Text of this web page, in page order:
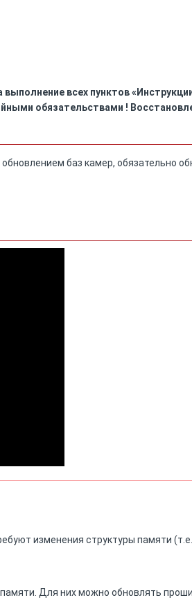
всех пунктов
обязательствами !
баз камер, обязательно
изменения структуры памяти
Для них можно обновлять